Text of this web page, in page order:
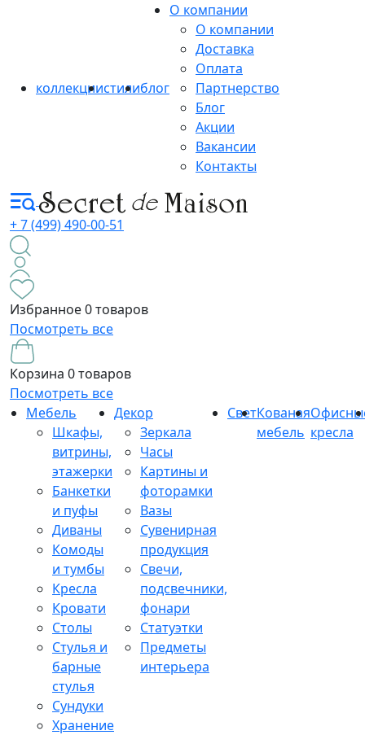
коллекциистилиблог
О компании
О компании
Доставка
Оплата
Партнерство
Блог
Акции
Вакансии
Контакты
+ 7 (499) 490-00-51
Избранное0 товаров
Посмотреть все
Корзина 0 товаров
Посмотреть все
Мебель
Шкафы,
витрины,
этажерки
Банкетки
и пуфы
Диваны
Комоды
и тумбы
Кресла
Кровати
Столы
Стулья и
барные
стулья
Сундуки
Хранение
Декор
Зеркала
Часы
Картины и
фоторамки
Вазы
Сувенирная
продукция
Свечи,
подсвечники,
фонари
Статуэтки
Предметы
интерьера
СветКованая
мебель кресла